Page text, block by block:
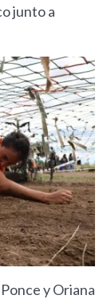
junto a
y Oriana